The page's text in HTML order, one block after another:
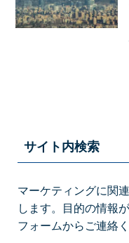
サイト内検索
マーケティングに関
します。目的の情報
フォームからご連絡く